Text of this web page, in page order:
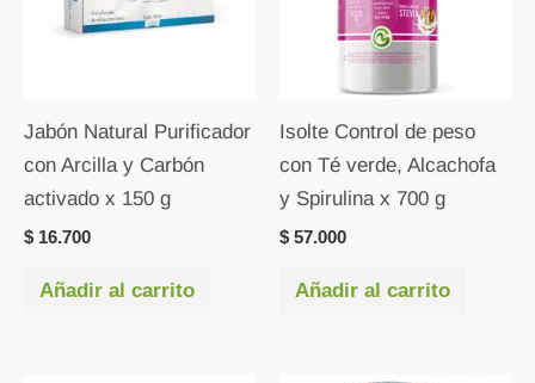
Jabón Natural Purificador
con Arcilla y Carbón
activado x 150 g
$ 16.700
Añadir al carrito
Isolte Control de peso
con Té verde, Alcachofa
y Spirulina x 700 g
$ 57.000
Añadir al carrito